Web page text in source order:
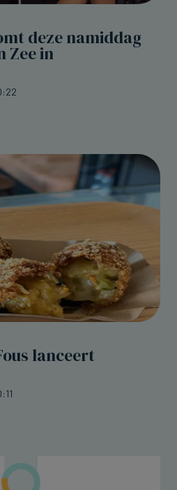
deze namiddag
Zee in
lanceert